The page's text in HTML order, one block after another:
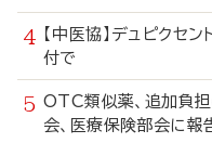
【中医協】デュピク
付で
OTC類似薬、追加
会、医療保険部会に報